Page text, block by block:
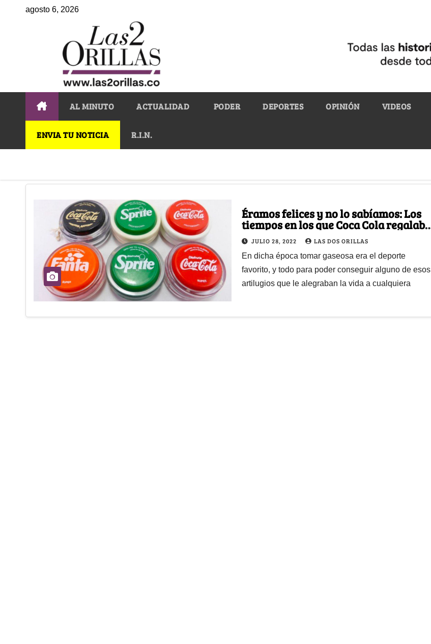
agosto 6, 2026
AL MINUTO ACTUALIDAD PODER DEPORTES OPINIÓN VIDEOS
ENVIA TU NOTICIA R.I.N.
Éramos felices y no lo sabíamos: Los
tiempos en los que Coca Cola regalaba
yoyos, fuchis y balones
JULIO 28, 2022 LAS DOS ORILLAS
En dicha época tomar gaseosa era el deporte
favorito, y todo para poder conseguir alguno de esos
artilugios que le alegraban la vida a cualquiera